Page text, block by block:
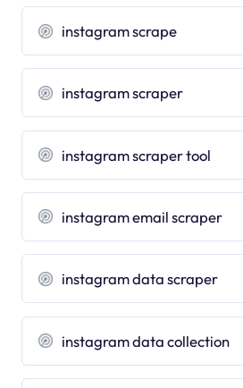
instagram scrape
instagram scraper
instagram scraper tool
instagram email scraper
instagram data scraper
instagram data collection